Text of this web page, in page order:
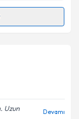
talebi
için bir
Uzun
Devamı